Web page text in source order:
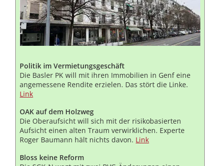
Politik im Vermietungsgeschäft
Die Basler PK will mit ihren Immobilien in Genf eine
angemessene Rendite erzielen. Das stört die Linke.
Link
OAK auf dem Holzweg
Die Oberaufsicht will sich mit der risikobasierten
Aufsicht einen alten Traum verwirklichen. Experte
Roger Baumann hält nichts davon. Link
Bloss keine Reform